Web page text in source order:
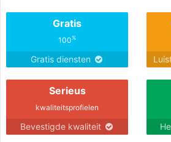
Gratis
100%
Gratis diensten
Serieus
kwaliteitsprofielen
Bevestigde kwaliteit